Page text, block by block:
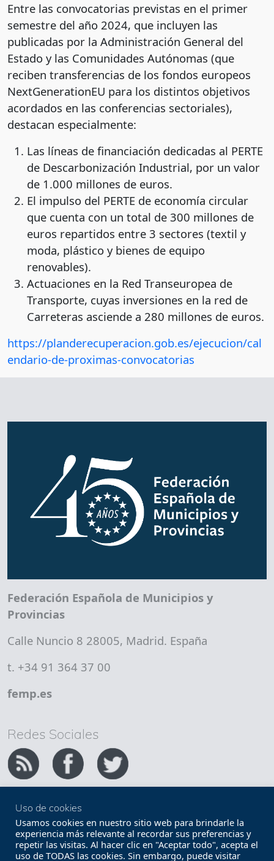
Entre las convocatorias previstas en el primer
semestre del año 2024, que incluyen las
publicadas por la Administración General del
Estado y las Comunidades Autónomas (que
reciben transferencias de los fondos europeos
NextGenerationEU para los distintos objetivos
acordados en las conferencias sectoriales),
destacan especialmente:
Las líneas de financiación dedicadas al PERTE
de Descarbonización Industrial, por un valor
de 1.000 millones de euros.
El impulso del PERTE de economía circular
que cuenta con un total de 300 millones de
euros repartidos entre 3 sectores (textil y
moda, plástico y bienes de equipo
renovables).
Actuaciones en la Red Transeuropea de
Transporte, cuyas inversiones en la red de
Carreteras asciende a 280 millones de euros.
https://planderecuperacion.gob.es/ejecucion/cal
endario-de-proximas-convocatorias
Federación Española de Municipios y
Provincias
Calle Nuncio 8 28005, Madrid. España
t. +34 91 364 37 00
femp.es
Redes Sociales
Copyright FEMP
Accesibilidad
Términos legales
Política de privacidad
Uso de cookies
Usamos cookies en nuestro sitio web para brindarle la
experiencia más relevante al recordar sus preferencias y
repetir las visitas. Al hacer clic en "Aceptar todo", acepta el
uso de TODAS las cookies. Sin embargo, puede visitar